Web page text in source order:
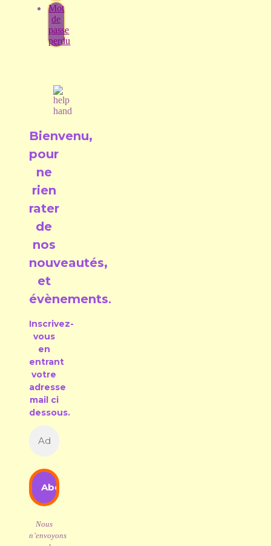
Mot
de
passe
perdu
Bienvenu,
pour
ne
rien
rater
de
nos
nouveautés,
et
évènements.
Inscrivez-
vous
en
entrant
votre
adresse
mail ci
dessous.
Nous
n’envoyons